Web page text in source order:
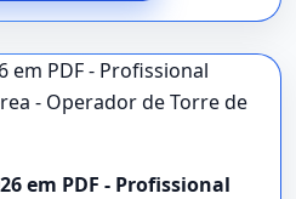
em PDF - Profissional